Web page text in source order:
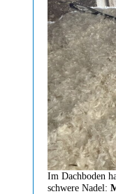
Im Dachboden
schwere Nadel: